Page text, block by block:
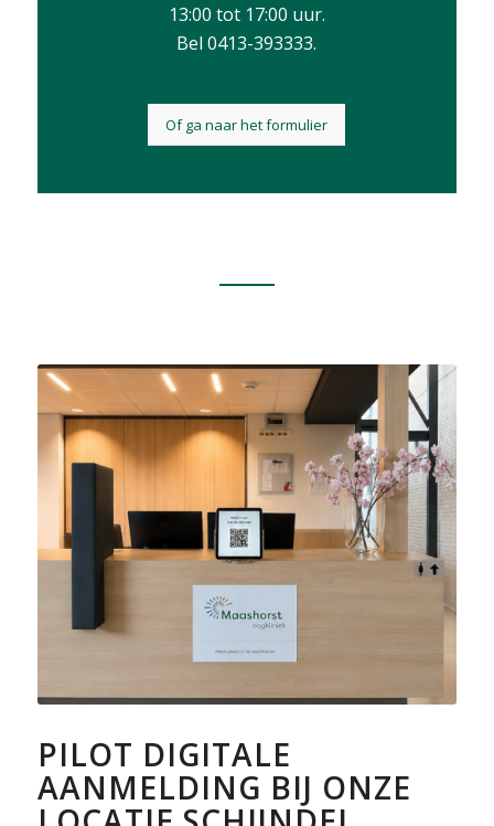
13:00 tot 17:00 uur.
Bel 0413-393333.
Of ga naar het formulier
PILOT DIGITALE
AANMELDING BIJ ONZE